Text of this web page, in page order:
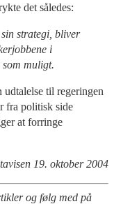
det således:
strategi, bliver
i
muligt.
udtalelse til regeringen
fra politisk side
at forringe
19. oktober 2004
og følg med på